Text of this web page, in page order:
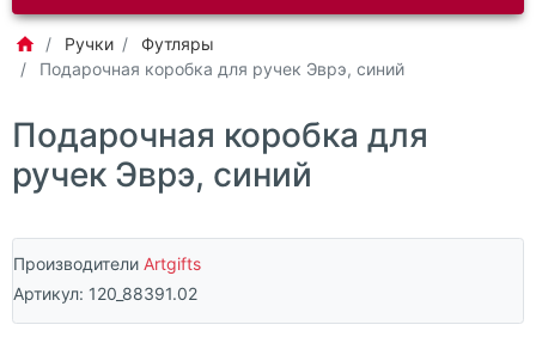
Ручки
Футляры
Подарочная коробка для ручек Эврэ, синий
Подарочная коробка для
ручек Эврэ, синий
Производители Artgifts
Артикул: 120_88391.02